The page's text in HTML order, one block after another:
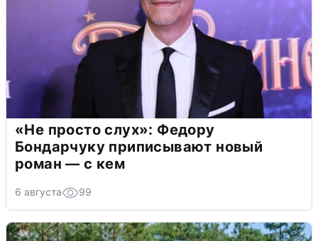
«Не просто слух»: Федору
Бондарчуку приписывают новый
роман — с кем
6 августа 99